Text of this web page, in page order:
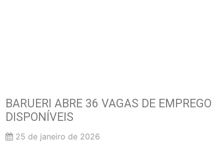
BARUERI ABRE 36 VAGAS DE EMPREGO
DISPONÍVEIS
25 de janeiro de 2026